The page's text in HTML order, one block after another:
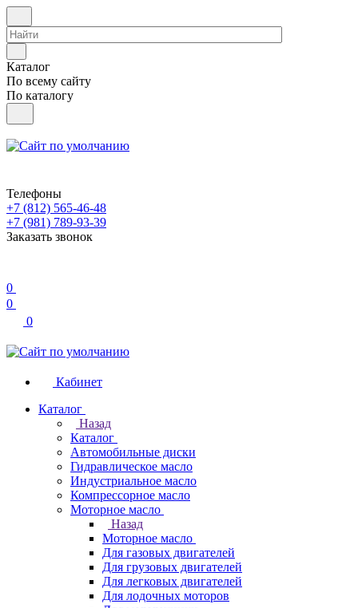
Каталог
По всему сайту
По каталогу
Телефоны
+7 (812) 565-46-48
+7 (981) 789-93-39
Заказать звонок
0
0
0
Кабинет
Каталог
Назад
Каталог
Автомобильные диски
Гидравлическое масло
Индустриальное масло
Компрессорное масло
Моторное масло
Назад
Моторное масло
Для газовых двигателей
Для грузовых двигателей
Для легковых двигателей
Для лодочных моторов